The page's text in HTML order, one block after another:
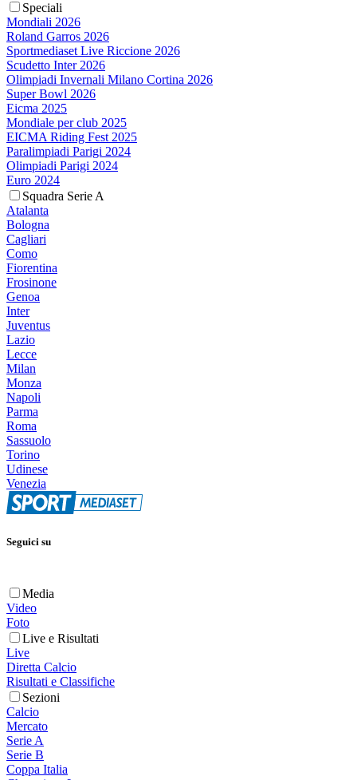
Speciali
Mondiali 2026
Roland Garros 2026
Sportmediaset Live Riccione 2026
Scudetto Inter 2026
Olimpiadi Invernali Milano Cortina 2026
Super Bowl 2026
Eicma 2025
Mondiale per club 2025
EICMA Riding Fest 2025
Paralimpiadi Parigi 2024
Olimpiadi Parigi 2024
Euro 2024
Squadra Serie A
Atalanta
Bologna
Cagliari
Como
Fiorentina
Frosinone
Genoa
Inter
Juventus
Lazio
Lecce
Milan
Monza
Napoli
Parma
Roma
Sassuolo
Torino
Udinese
Venezia
Seguici su
Media
Video
Foto
Live e Risultati
Live
Diretta Calcio
Risultati e Classifiche
Sezioni
Calcio
Mercato
Serie A
Serie B
Coppa Italia